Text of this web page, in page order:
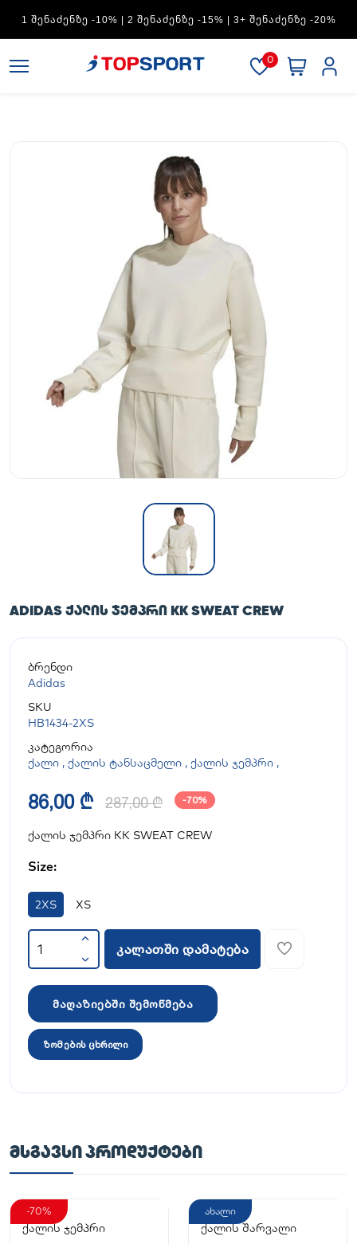
ᲨᲔᲜᲐᲫᲔᲜᲖᲔ -30%
0
ADIDAS ᲥᲐᲚᲘᲡ ᲯᲔᲛᲞᲠᲘ KK SWEAT CREW
ბრენდი
Adidas
SKU
HB1434-2XS
კატეგორია
ქალი , ქალის ტანსაცმელი , ქალის ჯემპრი ,
86,00 ₾ 287,00 ₾ -70%
ქალის ჯემპრი KK SWEAT CREW
Size:
2XS XS
კალათში დამატება
მაღაზიებში შემოწმება
ზომების ცხრილი
ᲛᲡᲒᲐᲕᲡᲘ ᲞᲠᲝᲓᲣᲥᲢᲔᲑᲘ
-70%
ქალის ჯემპრი
ახალი
ქალის შარვალი